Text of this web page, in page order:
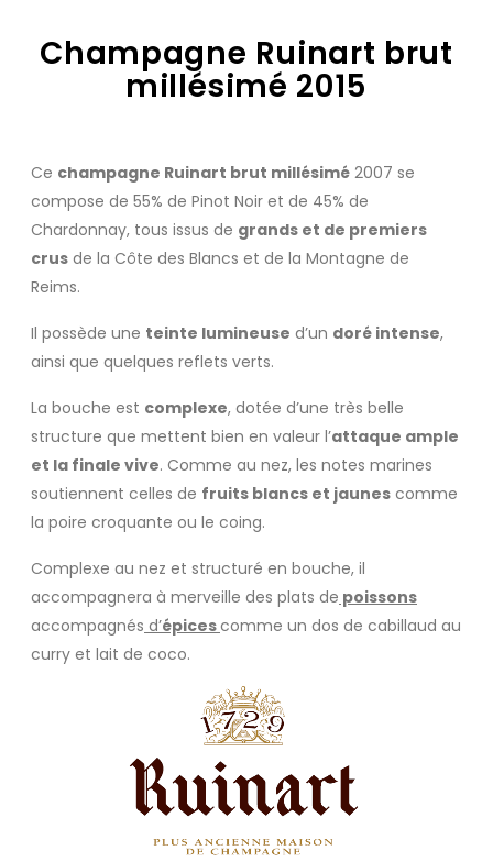
Champagne Ruinart brut
millésimé 2015
Ce champagne Ruinart brut millésimé 2007 se
compose de 55% de Pinot Noir et de 45% de
Chardonnay, tous issus de grands et de premiers
crus de la Côte des Blancs et de la Montagne de
Reims.
Il possède une teinte lumineuse d’un doré intense,
ainsi que quelques reflets verts.
La bouche est complexe, dotée d’une très belle
structure que mettent bien en valeur l’attaque ample
et la finale vive. Comme au nez, les notes marines
soutiennent celles de fruits blancs et jaunes comme
la poire croquante ou le coing.
Complexe au nez et structuré en bouche, il
accompagnera à merveille des plats de poissons
accompagnés d’épicescomme un dos de cabillaud au
curry et lait de coco.